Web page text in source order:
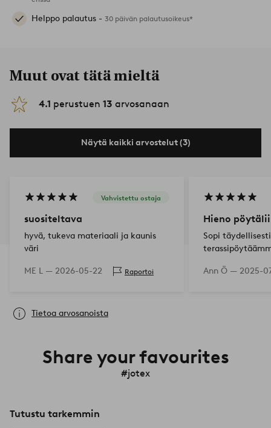
Helppo palautus - 30 päivän palautusoikeus*
Muut ovat tätä mieltä
4.1 perustuen 13 arvosanaan
Näytä kaikki arvostelut (3)
Vahvistettu ostaja
suositeltava
hyvä, tukeva materiaali ja kaunis
väri
ME L — 2026-05-22 Raportoi
Hieno
Sopi täydellisesti
Ann Ö — 2025-
Tietoa arvosanoista
Share your favourites
#jotex
Tutustu tarkemmin